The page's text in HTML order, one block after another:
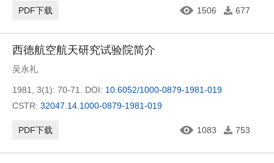
PDF下载 1506 677
西德航空航天研究试验院简介
吴永礼
1981, 3(1): 70-71. DOI: 10.6052/1000-0879-1981-019
CSTR: 32047.14.1000-0879-1981-019
PDF下载 1083 753